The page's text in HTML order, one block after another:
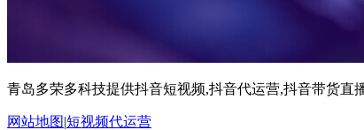
青岛多荣多科技提供抖音短视频,抖音代运营,抖音带货
网站地图|短视频代运营